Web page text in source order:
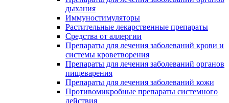
дыхания
Иммуностимуляторы
Растительные лекарственные препараты
Средства от аллергии
Препараты для лечения заболеваний крови и
системы кроветворения
Препараты для лечения заболеваний органов
пищеварения
Препараты для лечения заболеваний кожи
Противомикробные препараты системного
действия